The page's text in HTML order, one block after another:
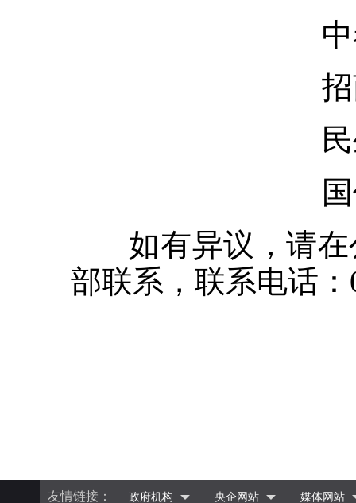
如有异议，请在
部联系，联系电话：
友情链接： 政府机构 央企网站 媒体网站